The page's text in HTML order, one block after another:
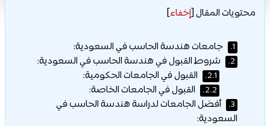
محتويات المقال[إخفاء]
1. جامعات هندسة الحاسب في السعودية:
2. شروط القبول في هندسة الحاسب في السعودية:
2.1. القبول في الجامعات الحكومية:
2.2. القبول في الجامعات الخاصة:
3.
أفضل الجامعات لدراسة هندسة الحاسب في
السعودية: